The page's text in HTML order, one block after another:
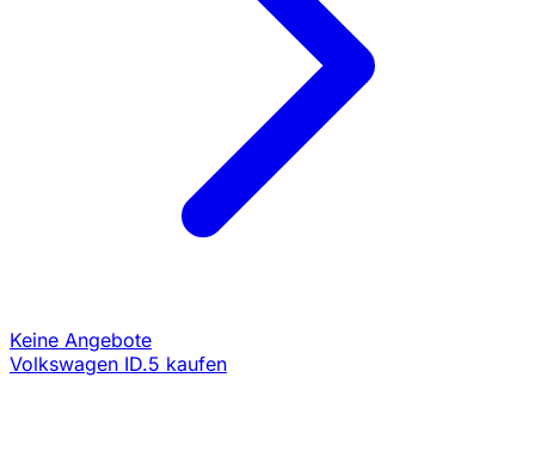
Keine Angebote
Volkswagen ID.5 kaufen